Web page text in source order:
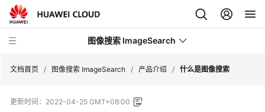
图像搜索 ImageSearch
最
文档首页 / 图像搜索 ImageSearch / 产品介绍 / 什么是图像搜索
更新时间： 2022-04-25 GMT+08:00